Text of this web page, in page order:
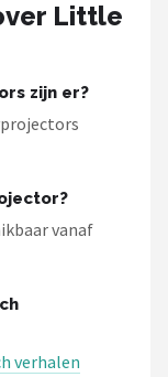
Little
zijn er?
vanaf
verhalen